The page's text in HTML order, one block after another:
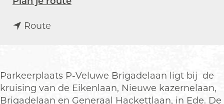
r
k
e
Route
P
a
r
Parkeerplaats P-Veluwe Brigadelaan ligt bij de
kruising van de Eikenlaan, Nieuwe kazernelaan,
Brigadelaan en Generaal Hackettlaan, in Ede. De